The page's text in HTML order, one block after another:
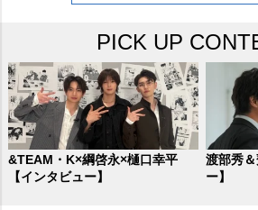
PICK UP
&TEAM・K×綱啓永×樋口幸平
【インタビュー】
渡部秀
ー】